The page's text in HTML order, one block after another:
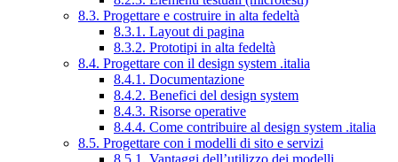
8.3. Progettare e costruire in alta fedeltà
8.3.1. Layout di pagina
8.3.2. Prototipi in alta fedeltà
8.4. Progettare con il design system .italia
8.4.1. Documentazione
8.4.2. Benefici del design system
8.4.3. Risorse operative
8.4.4. Come contribuire al design system .italia
8.5. Progettare con i modelli di sito e servizi
8.5.1. Vantaggi dell’utilizzo dei modelli